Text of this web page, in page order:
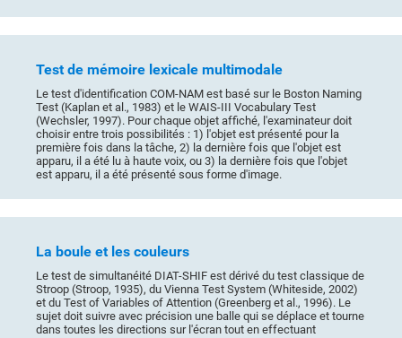
Test de mémoire lexicale multimodale
Le test d'identification COM-NAM est basé sur le Boston Naming
Test (Kaplan et al., 1983) et le WAIS-III Vocabulary Test
(Wechsler, 1997). Pour chaque objet affiché, l'examinateur doit
choisir entre trois possibilités : 1) l'objet est présenté pour la
première fois dans la tâche, 2) la dernière fois que l'objet est
apparu, il a été lu à haute voix, ou 3) la dernière fois que l'objet
est apparu, il a été présenté sous forme d'image.
La boule et les couleurs
Le test de simultanéité DIAT-SHIF est dérivé du test classique de
Stroop (Stroop, 1935), du Vienna Test System (Whiteside, 2002)
et du Test of Variables of Attention (Greenberg et al., 1996). Le
sujet doit suivre avec précision une balle qui se déplace et tourne
dans toutes les directions sur l'écran tout en effectuant